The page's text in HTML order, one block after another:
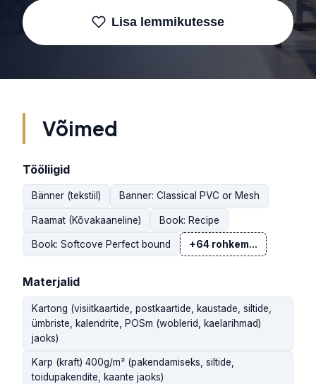
Lisa lemmikutesse
Võimed
Tööliigid
Bänner (tekstiil) Banner: Classical PVC or Mesh
Raamat (Kõvakaaneline) Book: Recipe
Book: Softcove Perfect bound +64 rohkem...
Materjalid
Kartong (visiitkaartide, postkaartide, kaustade, siltide,
ümbriste, kalendrite, POSm (woblerid, kaelarihmad)
jaoks)
Karp (kraft) 400g/m² (pakendamiseks, siltide,
toidupakendite, kaante jaoks)